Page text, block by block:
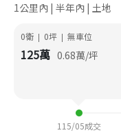
1公里內 | 半年內 | 土地
0衛 | 0坪 | 無車位
125萬 0.68萬/坪
115/05成交